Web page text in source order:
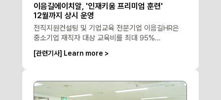
이음길에이치알, '인재키움 프리미엄 훈련'
12월까지 상시 운영
전직지원컨설팅 및 기업교육 전문기업 이음길HR은
중소기업 재직자 대상 교육비를 최대 95%
환급해주는 ‘중소기업 인재키움 프리미엄 훈련’을 오는
12월까지 연중 상시 운영한다고 12일 밝혔다.
[관련기사] Learn more >